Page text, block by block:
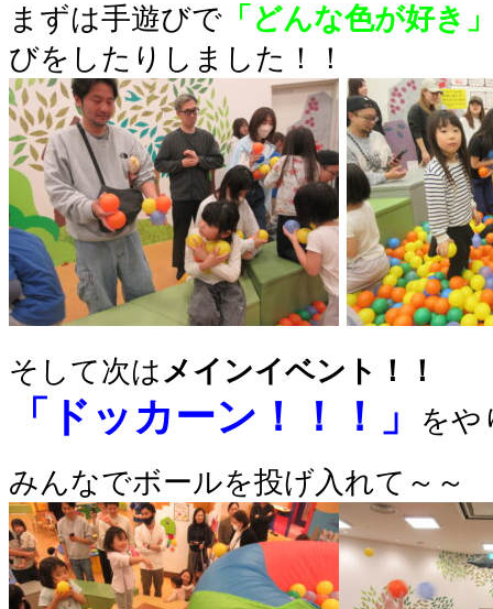
まずは手遊びで 「どんな色が好き
びをしたりしました！！
そして次は メインイベント！！
「ドッカーン！！！」
をや
みんなでボールを投げ入れて～～